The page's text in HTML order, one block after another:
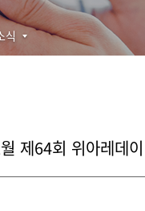
사회공헌
주요연혁
글로벌 네트워크
식
제64회 위아레데이